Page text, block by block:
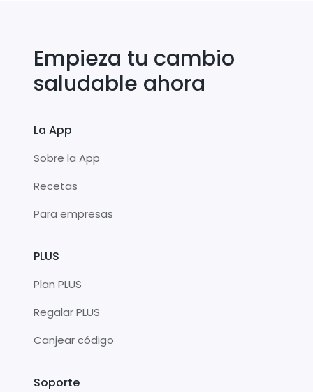
Empieza tu cambio
saludable ahora
La App
Sobre la App
Recetas
Para empresas
PLUS
Plan PLUS
Regalar PLUS
Canjear código
Soporte